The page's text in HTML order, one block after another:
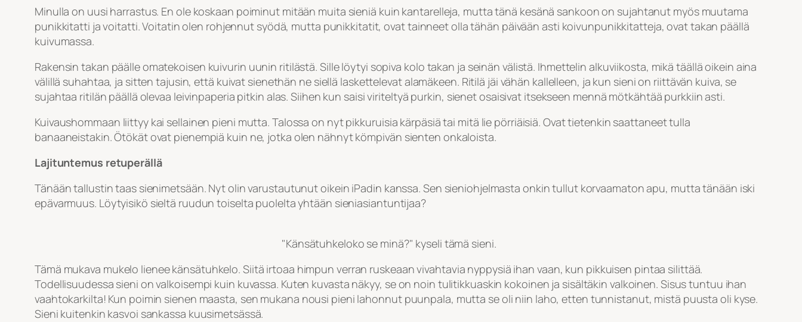
Minulla on uusi harrastus. En ole koskaan poiminut mitään muita sieniä kuin kantarelleja, mutta tänä kesänä sankoon on sujahtanut myös muutama
punikkitatti ja voitatti. Voitatin olen rohjennut syödä, mutta punikkitatit, ovat tainneet olla tähän päivään asti koivunpunikkitatteja, ovat takan päällä
kuivumassa.
Rakensin takan päälle omatekoisen kuivurin uunin ritilästä. Sille löytyi sopiva kolo takan ja seinän välistä. Ihmettelin alkuviikosta, mikä täällä oikein aina
välillä suhahtaa, ja sitten tajusin, että kuivat sienethän ne siellä laskettelevat alamäkeen. Ritilä jäi vähän kallelleen, ja kun sieni on riittävän kuiva, se
sujahtaa ritilän päällä olevaa leivinpaperia pitkin alas. Siihen kun saisi viriteltyä purkin, sienet osaisivat itsekseen mennä mötkähtää purkkiin asti.
Kuivaushommaan liittyy kai sellainen pieni mutta. Talossa on nyt pikkuruisia kärpäsiä tai mitä lie pörriäisiä. Ovat tietenkin saattaneet tulla
banaaneistakin. Ötökät ovat pienempiä kuin ne, jotka olen nähnyt kömpivän sienten onkaloista.
Lajituntemus retuperällä
Tänään tallustin taas sienimetsään. Nyt olin varustautunut oikein iPadin kanssa. Sen sieniohjelmasta onkin tullut korvaamaton apu, mutta tänään iski
epävarmuus. Löytyisikö sieltä ruudun toiselta puolelta yhtään sieniasiantuntijaa?
"Känsätuhkeloko se minä?" kyseli tämä sieni.
Tämä mukava mukelo lienee känsätuhkelo. Siitä irtoaa himpun verran ruskeaan vivahtavia nyppysiä ihan vaan, kun pikkuisen pintaa silittää.
Todellisuudessa sieni on valkoisempi kuin kuvassa. Kuten kuvasta näkyy, se on noin tulitikkuaskin kokoinen ja sisältäkin valkoinen. Sisus tuntuu ihan
vaahtokarkilta! Kun poimin sienen maasta, sen mukana nousi pieni lahonnut puunpala, mutta se oli niin laho, etten tunnistanut, mistä puusta oli kyse.
Sieni kuitenkin kasvoi sankassa kuusimetsässä.